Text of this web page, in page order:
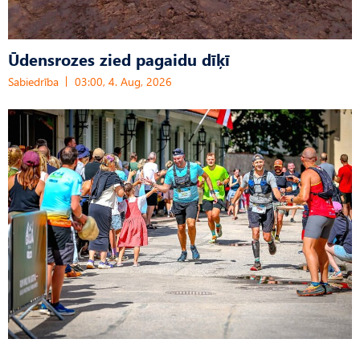
Ūdensrozes zied pagaidu dīķī
Sabiedrība 03:00, 4. Aug, 2026